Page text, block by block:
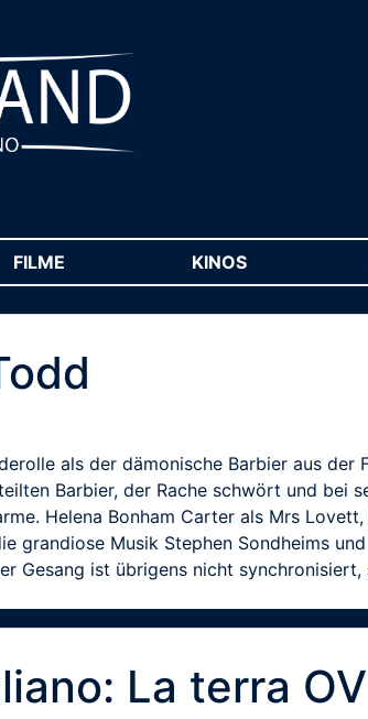
FILME KINOS
als der dämonische Barbier aus
Barbier, der Rache schwört und bei
Helena Bonham Carter als Mrs
grandiose Musik Stephen Sondheims
Gesang ist übrigens nicht
La terra OV